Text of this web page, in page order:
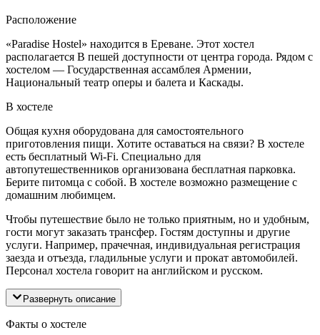
Расположение
«Paradise Hostel» находится в Ереване. Этот хостел
располагается В пешей доступности от центра города. Рядом с
хостелом — Государственная ассамблея Армении,
Национальный театр оперы и балета и Каскады.
В хостеле
Общая кухня оборудована для самостоятельного
приготовления пищи. Хотите оставаться на связи? В хостеле
есть бесплатный Wi-Fi. Специально для
автопутешественников организована бесплатная парковка.
Берите питомца с собой. В хостеле возможно размещение с
домашним любимцем.
Чтобы путешествие было не только приятным, но и удобным,
гости могут заказать трансфер. Гостям доступны и другие
услуги. Например, прачечная, индивидуальная регистрация
заезда и отъезда, гладильные услуги и прокат автомобилей.
Персонал хостела говорит на английском и русском.
Развернуть описание
Факты о хостеле